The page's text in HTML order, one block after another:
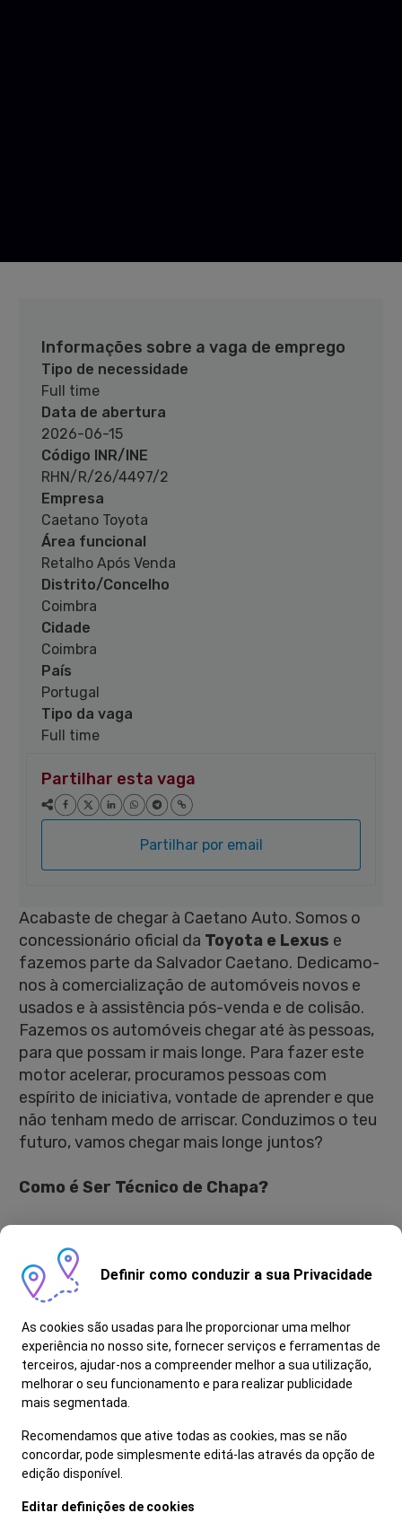
Informações sobre a vaga de emprego
Tipo de necessidade
Full time
Data de abertura
2026-06-15
Código INR/INE
RHN/R/26/4497/2
Empresa
Caetano Toyota
Área funcional
Retalho Após Venda
Distrito/Concelho
Coimbra
Cidade
Coimbra
País
Portugal
Tipo da vaga
Full time
Partilhar esta vaga
Partilhar por email
Acabaste de chegar à Caetano Auto. Somos o
concessionário oficial da Toyota e Lexus e
fazemos parte da Salvador Caetano. Dedicamo-
nos à comercialização de automóveis novos e
usados e à assistência pós-venda e de colisão.
Fazemos os automóveis chegar até às pessoas,
para que possam ir mais longe. Para fazer este
motor acelerar, procuramos pessoas com
espírito de iniciativa, vontade de aprender e que
não tenham medo de arriscar. Conduzimos o teu
futuro, vamos chegar mais longe juntos?
Como é Ser Técnico de Chapa?
reparação na área da colisão, assegurando a
satisfação do cliente
- Realiza trabalhos de bate-chapa
- Prepara e monta componentes em chapa ou
fibra
- Apoia na construção prática de soluções e na
conceção de peças modelo
- Revela um perfil proativo e dinâmico
- É pontual, responsável e organizado
O que oferecemos:
Definir como conduzir a sua Privacidade
As cookies são usadas para lhe proporcionar uma melhor
experiência no nosso site, fornecer serviços e ferramentas de
terceiros, ajudar-nos a compreender melhor a sua utilização,
melhorar o seu funcionamento e para realizar publicidade
mais segmentada.
Recomendamos que ative todas as cookies, mas se não
concordar, pode simplesmente editá-las através da opção de
edição disponível.
Editar definições de cookies